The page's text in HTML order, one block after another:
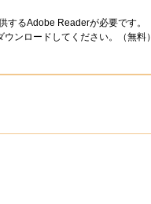
するAdobe Readerが必要です。
ンロードしてください。（無料）